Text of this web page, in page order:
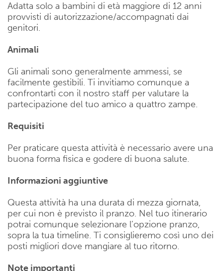
Adatta solo a bambini di età maggiore di 12 anni
provvisti di autorizzazione/accompagnati dai
genitori.
Animali
Gli animali sono generalmente ammessi, se
facilmente gestibili. Ti invitiamo comunque a
confrontarti con il nostro staff per valutare la
partecipazione del tuo amico a quattro zampe.
Requisiti
Per praticare questa attività è necessario avere una
buona forma fisica e godere di buona salute.
Informazioni aggiuntive
Questa attività ha una durata di mezza giornata,
per cui non è previsto il pranzo. Nel tuo itinerario
potrai comunque selezionare l’opzione pranzo,
sopra la tua timeline. Ti consiglieremo così uno dei
posti migliori dove mangiare al tuo ritorno.
Note importanti